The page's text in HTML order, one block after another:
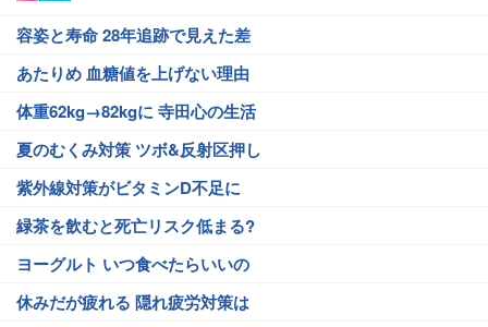
容姿と寿命 28年追跡で見えた差
あたりめ 血糖値を上げない理由
体重62kg→82kgに 寺田心の生活
夏のむくみ対策 ツボ&反射区押し
紫外線対策がビタミンD不足に
緑茶を飲むと死亡リスク低まる?
ヨーグルト いつ食べたらいいの
休みだが疲れる 隠れ疲労対策は